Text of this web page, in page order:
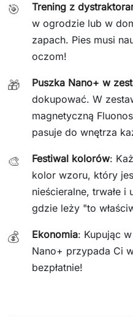
🎯 Trening z
w ogrodzie lub w
zapach. Pies musi
oczom!
🎁 Puszka Nano+ w
dokupować. W
magnetyczną
pasuje do wnętrza
🎨 Festiwal kolorów:
kolor wzoru, który
nieścieralne, trwałe i
gdzie leży "to
💰 Ekonomia: Kupując
Nano+ przypada Ci
bezpłatnie!